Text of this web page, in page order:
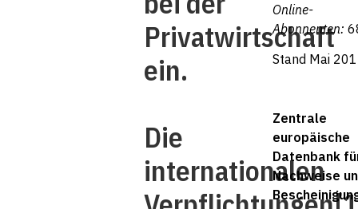
Privatwirtschaft
ein.
Die
internationalen
Online-
Abonnenten:
Stand Mai
Zentrale
europäische
Datenbank
Nachweise